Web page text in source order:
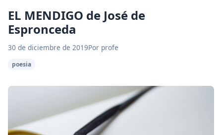
EL MENDIGO de José de
Espronceda
30 de diciembre de 2019Por profe
poesia